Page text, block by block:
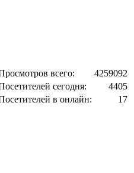
всего:
4259092
сегодня:
4405
в онлайн:
17